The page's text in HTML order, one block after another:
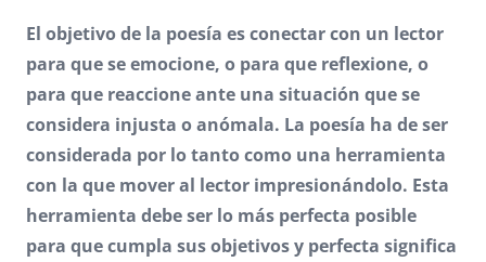
El objetivo de la poesía es conectar con un lector
para que se emocione, o para que reflexione, o
para que reaccione ante una situación que se
considera injusta o anómala. La poesía ha de ser
considerada por lo tanto como una herramienta
con la que mover al lector impresionándolo. Esta
herramienta debe ser lo más perfecta posible
para que cumpla sus objetivos y perfecta significa